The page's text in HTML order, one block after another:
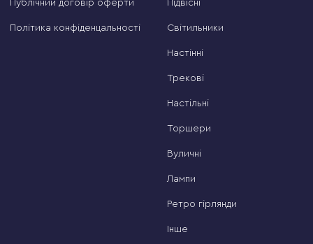
Публічний договір оферти
Політика конфіденцальності
Підвісні
Світильники
Настінні
Трекові
Настільні
Торшери
Вуличні
Лампи
Ретро гірлянди
Інше